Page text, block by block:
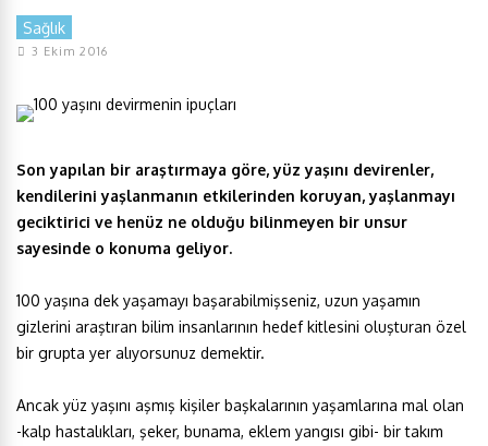
Sağlık
3 Ekim 2016
Son yapılan bir araştırmaya göre, yüz yaşını devirenler,
kendilerini yaşlanmanın etkilerinden koruyan, yaşlanmayı
geciktirici ve henüz ne olduğu bilinmeyen bir unsur
sayesinde o konuma geliyor.
100 yaşına dek yaşamayı başarabilmişseniz, uzun yaşamın
gizlerini araştıran bilim insanlarının hedef kitlesini oluşturan özel
bir grupta yer alıyorsunuz demektir.
Ancak yüz yaşını aşmış kişiler başkalarının yaşamlarına mal olan
-kalp hastalıkları, şeker, bunama, eklem yangısı gibi- bir takım